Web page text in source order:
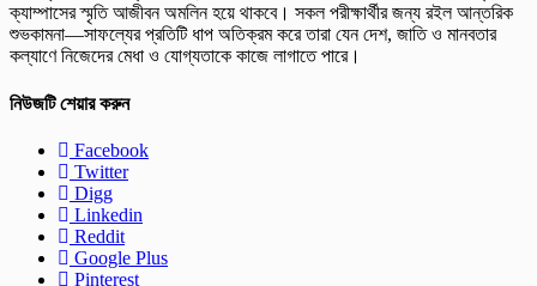
ক্যাম্পাসের স্মৃতি আজীবন অমলিন হয়ে থাকবে। সকল পরীক্ষার্থীর জন্য রইল আন্তরিক
শুভকামনা—সাফল্যের প্রতিটি ধাপ অতিক্রম করে তারা যেন দেশ, জাতি ও মানবতার
কল্যাণে নিজেদের মেধা ও যোগ্যতাকে কাজে লাগাতে পারে।
নিউজটি শেয়ার করুন
Facebook
Twitter
Digg
Linkedin
Reddit
Google Plus
Pinterest